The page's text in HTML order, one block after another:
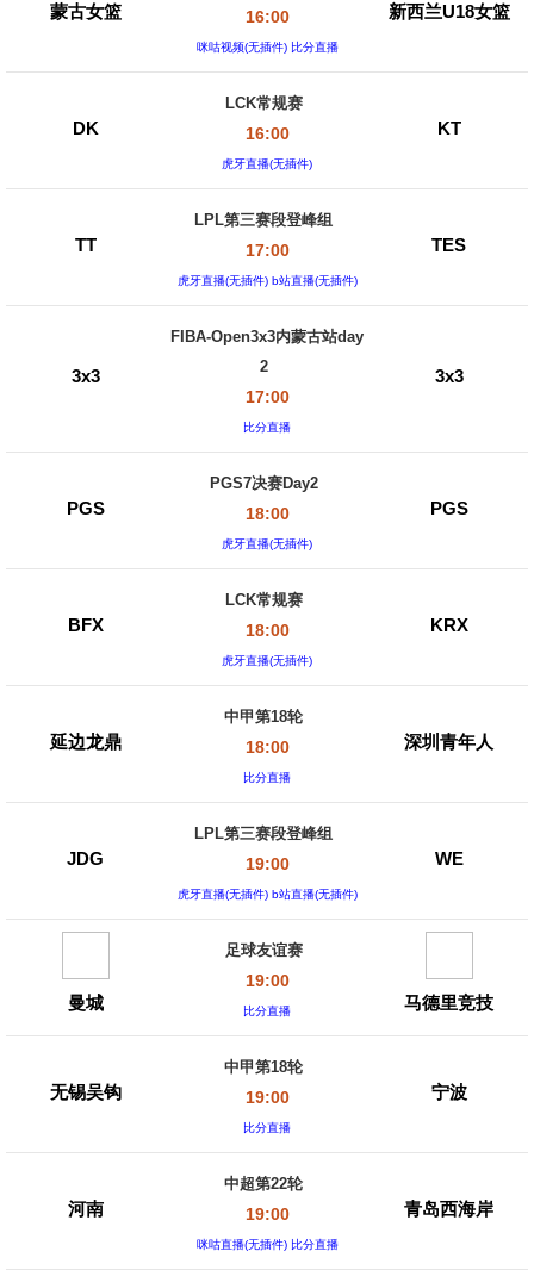
蒙古女篮 16:00
咪咕视频(无插件) 比分直播
新西兰U18女篮
DK
LCK常规赛
16:00
虎牙直播(无插件)
KT
TT
LPL第三赛段登峰组
17:00
虎牙直播(无插件) b站直播(无插件)
TES
3x3
FIBA-Open3x3内蒙古站day
2
17:00
比分直播
3x3
PGS
PGS7决赛Day2
18:00
虎牙直播(无插件)
PGS
BFX
LCK常规赛
18:00
虎牙直播(无插件)
KRX
延边龙鼎
中甲第18轮
18:00
比分直播
深圳青年人
JDG
LPL第三赛段登峰组
19:00
虎牙直播(无插件) b站直播(无插件)
WE
曼城
足球友谊赛
19:00
比分直播 马德里竞技
无锡吴钩
中甲第18轮
19:00
比分直播
宁波
河南
中超第22轮
19:00
咪咕直播(无插件) 比分直播
青岛西海岸